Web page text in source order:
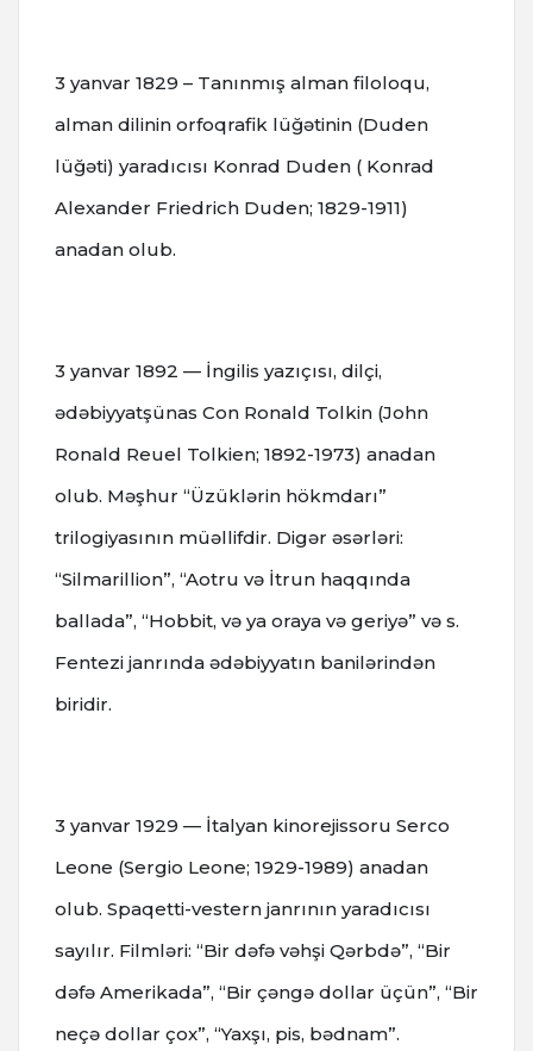
3 yanvar 1829 – Tanınmış alman filoloqu,
alman dilinin orfoqrafik lüğətinin (Duden
lüğəti) yaradıcısı Konrad Duden ( Konrad
Alexander Friedrich Duden; 1829-1911)
anadan olub.
3 yanvar 1892 — İngilis yazıçısı, dilçi,
ədəbiyyatşünas Con Ronald Tolkin (John
Ronald Reuel Tolkien; 1892-1973) anadan
olub. Məşhur “Üzüklərin hökmdarı”
trilogiyasının müəllifdir. Digər əsərləri:
“Silmarillion”, “Aotru və İtrun haqqında
ballada”, “Hobbit, və ya oraya və geriyə” və s.
Fentezi janrında ədəbiyyatın banilərindən
biridir.
3 yanvar 1929 — İtalyan kinorejissoru Serco
Leone (Sergio Leone; 1929-1989) anadan
olub. Spaqetti-vestern janrının yaradıcısı
sayılır. Filmləri: “Bir dəfə vəhşi Qərbdə”, “Bir
dəfə Amerikada”, “Bir çəngə dollar üçün”, “Bir
neçə dollar çox”, “Yaxşı, pis, bədnam”.